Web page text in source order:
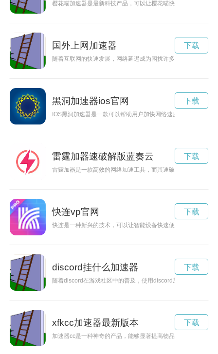
樱花喵加速器是最新科技产品，可以让樱花喵快速进化，体验时
国外上网加速器
随着互联网的快速发展，网络延迟成为困扰许多用户的一个问
下载
黑洞加速器ios官网
IOS黑洞加速器是一款可以帮助用户加快网络速度，提升网页
下载
雷霆加器速破解版蓝奏云
雷霆加器是一款高效的网络加速工具，而其速破解版则更加强
下载
快连vp官网
快连是一种新兴的技术，可以让智能设备快速便捷地连接到互
下载
discord挂什么加速器
随着discord在游戏社区中的普及，使用discord加速器安卓可以
下载
xfkcc加速器最新版本
加速器cc是一种神奇的产品，能够显著提高物品运行速度，带来
下载